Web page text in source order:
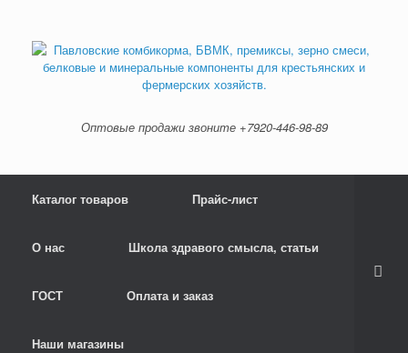
content
Оптовые продажи звоните +7920-446-98-89
Каталог товаров Прайс-лист
О нас Школа здравого смысла, статьи
ГОСТ Оплата и заказ
Наши магазины